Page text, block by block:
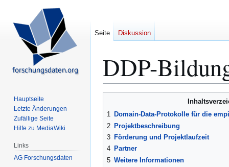
DDP-
1 Domain-Data-Protokolle für die
2 Projektbeschreibung
3 Förderung und Projektlaufzeit
4 Partner
5 Weitere Informationen
Seite Diskussion
Hauptseite
Letzte Änderungen
Zufällige Seite
Hilfe zu MediaWiki
Links
AG Forschungsdaten